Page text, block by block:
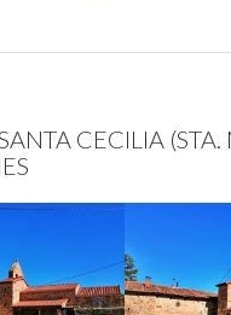
CECILIA (STA.